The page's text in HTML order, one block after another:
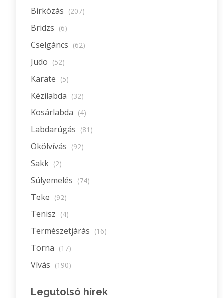
Birkózás (207)
Bridzs (6)
Cselgáncs (62)
Judo (52)
Karate (5)
Kézilabda (32)
Kosárlabda (4)
Labdarúgás (81)
Ökölvívás (92)
Sakk (2)
Súlyemelés (74)
Teke (92)
Tenisz (4)
Természetjárás (16)
Torna (17)
Vívás (190)
Legutolsó hírek